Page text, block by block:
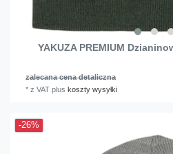
YAKUZA PREMIUM
zalecana cena detaliczna
*z VAT pluskoszty wysyłki
-26%